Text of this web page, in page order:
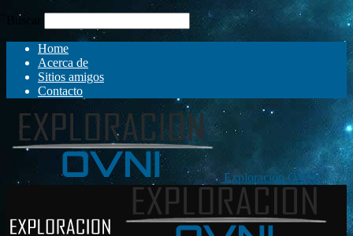
Buscar
Home
Acerca de
Sitios amigos
Contacto
Exploración OVNI